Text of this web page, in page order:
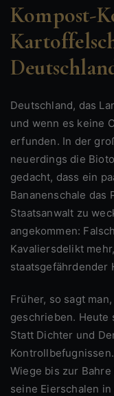
Kompost-
Deutschland, das Land, in dem alles seine Ordnung hat –
und wenn es keine
erfunden. In der
neuerdings die
gedacht, dass ein
Bananenschale das
Staatsanwalt zu
angekommen:
Kavaliersdelikt
staatsgefährdender
Früher, so sagt man, wurde in Deutschland Geschichte
geschrieben.
Statt Dichter und
Wiege bis zur
seine Eierschalen